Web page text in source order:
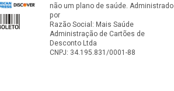
não um plano de saúde. Administrado
por
Razão Social: Mais Saúde
Administração de Cartões de
Desconto Ltda
CNPJ: 34.195.831/0001-88